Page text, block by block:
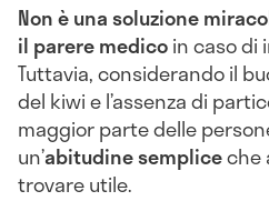
Non è una soluzione
il parere medicoin caso di
Tuttavia, considerando il
del kiwi e l’assenza di
maggior parte delle
un’abitudine sempliceche
trovare utile.